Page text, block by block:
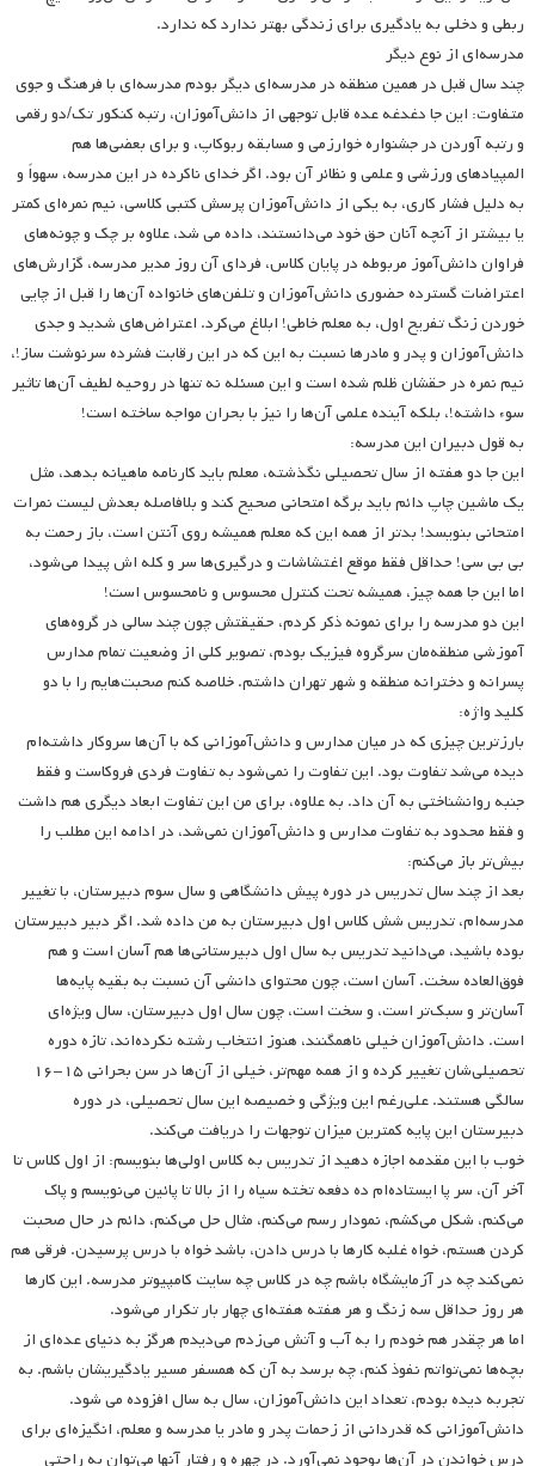
ربطی و دخلی به یادگیری برای زندگی بهتر ندارد که ندارد.
مدرسه‌ای از نوع دیگر
چند سال قبل در همین منطقه در مدرسه‌ای دیگر بودم مدرسه‌ای با فرهنگ و جوی
متفاوت: این جا دغدغه عده قابل توجهی از دانش‌آموزان، رتبه کنکور تک/دو رقمی
و رتبه آوردن در جشنواره خوارزمی و مسابقه ربوکاپ، و برای بعضی‌ها هم
المپیادهای ورزشی و علمی و نظائر آن بود. اگر خدای ناکرده در این مدرسه، سهواً و
به دلیل فشار کاری، به یکی از دانش‌آموزان پرسش کتبی کلاسی، نیم نمره‌ای کمتر
یا بیشتر از آنچه آنان حق خود می‌دانستند، داده می شد، علاوه بر چک و چونه‌های
فراوان دانش‌آموز مربوطه در پایان کلاس، فردای آن روز مدیر مدرسه، گزارش‌های
اعتراضات گسترده حضوری دانش‌آموزان و تلفن‌های خانواده آن‌ها را قبل از چایی
خوردن زنگ تفریح اول، به معلم خاطی! ابلاغ می‌کرد. اعتراض‌های شدید و جدی
دانش‌آموزان و پدر و مادرها نسبت به این که در این رقابت فشرده سرنوشت ساز!،
نیم نمره در حقشان ظلم شده است و این مسئله نه تنها در روحیه لطیف آن‌ها تاثیر
سوء داشته!، بلکه آینده علمی آن‌ها را نیز با بحران مواجه ساخته است!
به قول دبیران این مدرسه:
این جا دو هفته از سال تحصیلی نگذشته، معلم باید کارنامه ماهیانه بدهد، مثل
یک ماشین چاپ دائم باید برگه امتحانی صحیح کند و بلافاصله بعدش لیست نمرات
امتحانی بنویسد! بدتر از همه این که معلم همیشه روی آنتن است، باز رحمت به
بی بی سی! حداقل فقط موقع اغتشاشات و درگیری‌ها سر و کله اش پیدا می‌شود،
اما این جا همه چیز، همیشه تحت کنترل محسوس و نامحسوس است!
این دو مدرسه را برای نمونه ذکر کردم، حقیقتش چون چند سالی در گروه‌های
آموزشی منطقه‌مان سرگروه فیزیک بودم، تصویر کلی از وضعیت تمام مدارس
پسرانه و دخترانه منطقه و شهر تهران داشتم. خلاصه کنم صحبت‌هایم را با دو
کلید واژه:
بارزترین چیزی که در میان مدارس و دانش‌آموزانی که با آن‌ها سروکار داشته‌ام
دیده می‌شد تفاوت بود. این تفاوت را نمی‌شود به تفاوت فردی فروکاست و فقط
جنبه روانشناختی به آن داد. به علاوه، برای من این تفاوت ابعاد دیگری هم داشت
و فقط محدود به تفاوت مدارس و دانش‌آموزان نمی‌شد، در ادامه این مطلب را
بیش‌تر باز می‌کنم:
بعد از چند سال تدریس در دوره پیش دانشگاهی و سال سوم دبیرستان، با تغییر
مدرسه‌ام، تدریس شش کلاس اول دبیرستان به من داده شد. اگر دبیر دبیرستان
بوده باشید، می‌دانید تدریس به سال اول دبیرستانی‌ها هم آسان است و هم
فوق‌العاده سخت. آسان است، چون محتوای دانشی آن نسبت به بقیه پایه‌ها
آسان‌تر و سبک‌تر است، و سخت است، چون سال اول دبیرستان، سال ویژه‌ای
است. دانش‌آموزان خیلی ناهمگنند، هنوز انتخاب رشته نکرده‌اند، تازه دوره
تحصیلی‌شان تغییر کرده و از همه مهم‌تر، خیلی از آن‌ها در سن بحرانی ۱۵-۱۶
سالگی هستند. علی‌رغم این ویژگی و خصیصه این سال تحصیلی، در دوره
دبیرستان این پایه کمترین میزان توجهات را دریافت می‌کند.
خوب با این مقدمه اجازه دهید از تدریس به کلاس اولی‌ها بنویسم: از اول کلاس تا
آخر آن، سر پا ایستاده‌ام ده دفعه تخته سیاه را از بالا تا پائین می‌نویسم و پاک
می‌کنم، شکل می‌کشم، نمودار رسم می‌کنم، مثال حل می‌کنم، دائم در حال صحبت
کردن هستم، خواه غلبه کارها با درس دادن، باشد خواه با درس پرسیدن. فرقی هم
نمی‌کند چه در آزمایشگاه باشم چه در کلاس چه سایت کامپیوتر مدرسه. این کارها
هر روز حداقل سه زنگ و هر هفته هفته‌ای چهار بار تکرار می‌شود.
اما هر چقدر هم خودم را به آب و آتش می‌زدم می‌دیدم هرگز به دنیای عده‌ای از
بچه‌ها نمی‌تواتم نفوذ کنم، چه برسد به آن که همسفر مسیر یادگیریشان باشم. به
تجربه دیده بودم، تعداد این دانش‌آموزان، سال به سال افزوده می شود.
دانش‌آموزانی که قدردانی از زحمات پدر و مادر یا مدرسه و معلم، انگیزه‌ای برای
درس خواندن در آن‌ها بوجود نمی‌آورد. در چهره و رفتار آنها می‌توان به راحتی